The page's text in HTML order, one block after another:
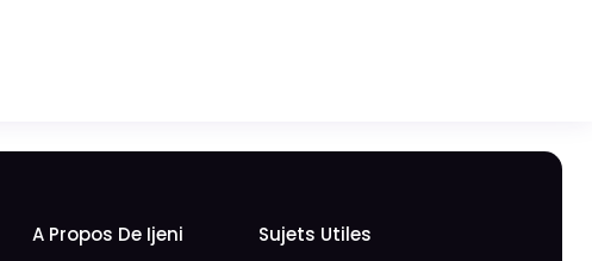
A Propos De Ijeni
Sujets Utiles